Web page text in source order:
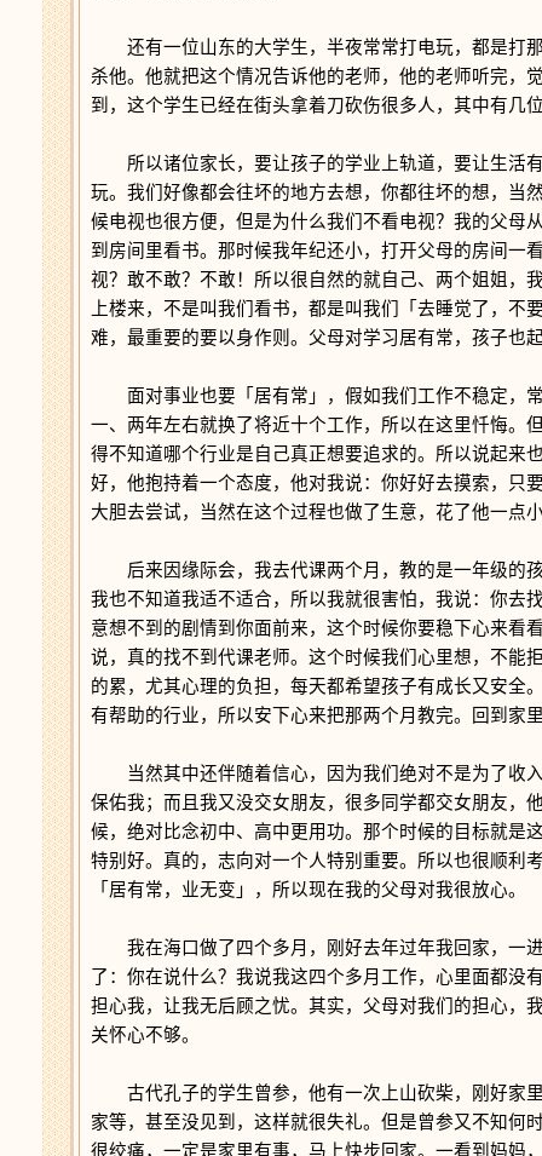
还有一位山东的大学生，半夜常常打电玩，都是打
杀他。他就把这个情况告诉他的老师，他的老师听完，
到，这个学生已经在街头拿着刀砍伤很多人，其中有几
所以诸位家长，要让孩子的学业上轨道，要让生活
玩。我们好像都会往坏的地方去想，你都往坏的想，当
候电视也很方便，但是为什么我们不看电视？我的父母
到房间里看书。那时候我年纪还小，打开父母的房间一
视？敢不敢？不敢！所以很自然的就自己、两个姐姐，
上楼来，不是叫我们看书，都是叫我们「去睡觉了，
难，最重要的要以身作则。父母对学习居有常，孩子也
面对事业也要「居有常」，假如我们工作不稳定，
一、两年左右就换了将近十个工作，所以在这里忏悔。
得不知道哪个行业是自己真正想要追求的。所以说起来
好，他抱持着一个态度，他对我说：你好好去摸索，只
大胆去尝试，当然在这个过程也做了生意，花了他一点
后来因缘际会，我去代课两个月，教的是一年级的
我也不知道我适不适合，所以我就很害怕，我说：你去
意想不到的剧情到你面前来，这个时候你要稳下心来看
说，真的找不到代课老师。这个时候我们心里想，不能
的累，尤其心理的负担，每天都希望孩子有成长又安全
有帮助的行业，所以安下心来把那两个月教完。回到家
当然其中还伴随着信心，因为我们绝对不是为了收
保佑我；而且我又没交女朋友，很多同学都交女朋友，
候，绝对比念初中、高中更用功。那个时候的目标就是
特别好。真的，志向对一个人特别重要。所以也很顺利
「居有常，业无变」，所以现在我的父母对我很放心。
我在海口做了四个多月，刚好去年过年我回家，一
了：你在说什么？我说我这四个多月工作，心里面都
担心我，让我无后顾之忧。其实，父母对我们的担心，
关怀心不够。
古代孔子的学生曾参，他有一次上山砍柴，刚好家
家等，甚至没见到，这样就很失礼。但是曾参又不知何
很绞痛，一定是家里有事，马上快步回家。一看到妈妈